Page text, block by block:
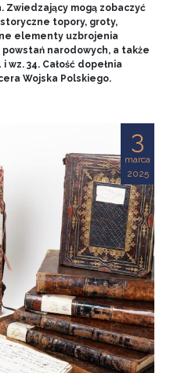
Zwiedzający mogą zobaczyć
topory, groty,
elementy uzbrojenia
narodowych, a także
34. Całość dopełnia
Wojska Polskiego.
3
marca
2025